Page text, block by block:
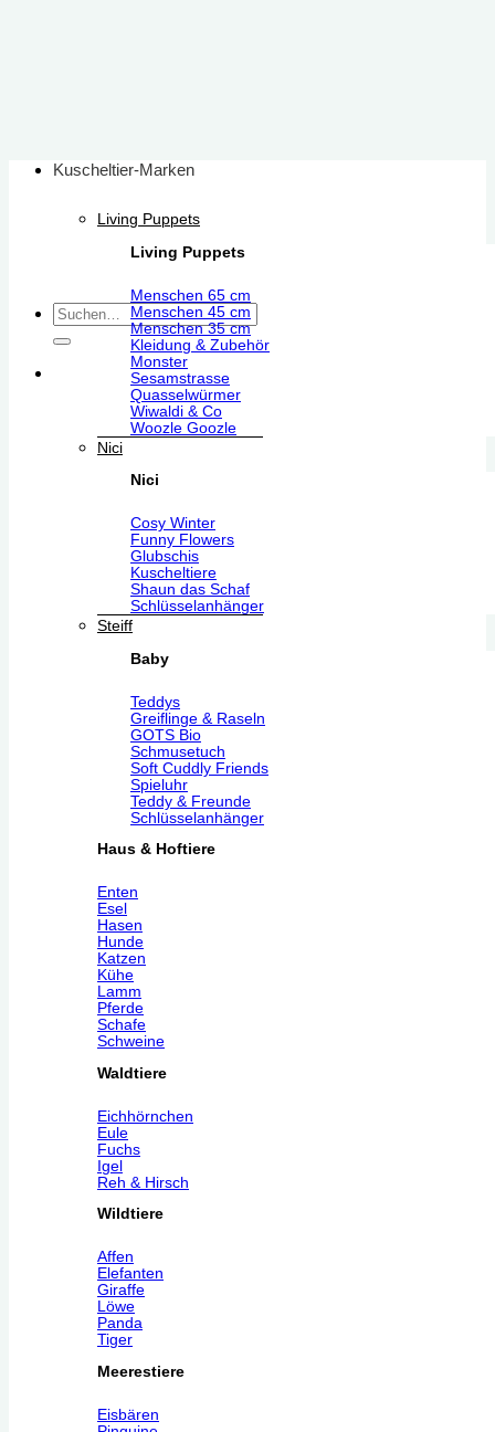
Suchen
nach:
Kuscheltier-Marken
Living Puppets
Living Puppets
Menschen 65 cm
Menschen 45 cm
Menschen 35 cm
Kleidung & Zubehör
Monster
Sesamstrasse
Quasselwürmer
Wiwaldi & Co
Woozle Goozle
Nici
Nici
Cosy Winter
Funny Flowers
Glubschis
Kuscheltiere
Shaun das Schaf
Schlüsselanhänger
Steiff
Baby
Teddys
Greiflinge & Raseln
GOTS Bio
Schmusetuch
Soft Cuddly Friends
Spieluhr
Teddy & Freunde
Schlüsselanhänger
Haus & Hoftiere
Enten
Esel
Hasen
Hunde
Katzen
Kühe
Lamm
Pferde
Schafe
Schweine
Waldtiere
Eichhörnchen
Eule
Fuchs
Igel
Reh & Hirsch
Wildtiere
Affen
Elefanten
Giraffe
Löwe
Panda
Tiger
Meerestiere
Eisbären